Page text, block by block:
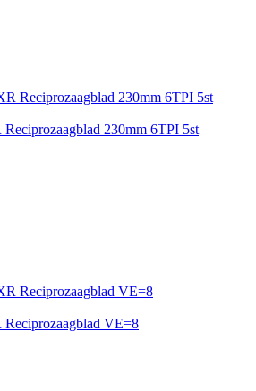
230mm 6TPI 5st
VE=8